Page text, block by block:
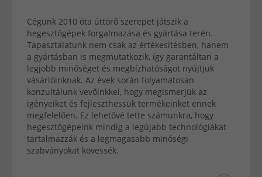
Cégünk 2010 óta úttörő szerepet játszik a
hegesztőgépek forgalmazása és gyártása terén.
Tapasztalatunk nem csak az értékesítésben, hanem
a gyártásban is megmutatkozik, így garantáltan a
legjobb minőséget és megbízhatóságot nyújtjuk
vásárlóinknak. Az évek során folyamatosan
konzultálunk vevőinkkel, hogy megismerjük az
igényeiket és fejleszthessük termékeinket ennek
megfelelően. Ez lehetővé tette számunkra, hogy
hegesztőgépeink mindig a legújabb technológiákat
tartalmazzák és a legmagasabb minőségi
szabványokat kövessék.